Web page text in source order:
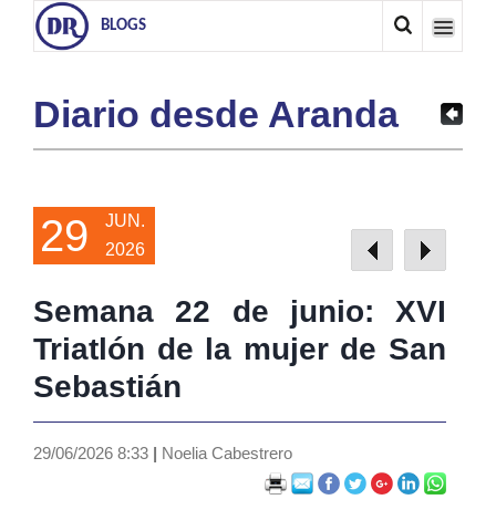
BLOGS
Diario desde Aranda
29
JUN.
2026
Semana 22 de junio: XVI
Triatlón de la mujer de San
Sebastián
29/06/2026 8:33 | Noelia Cabestrero